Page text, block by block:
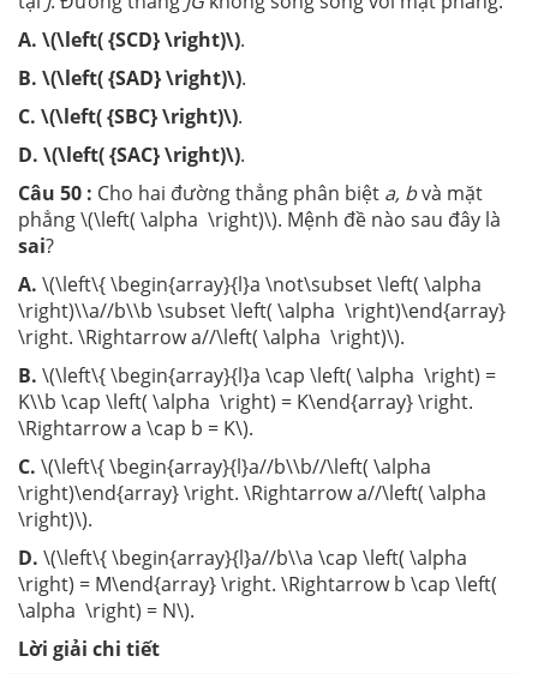
A. \(\left( {SCD} \right)\).
B. \(\left( {SAD} \right)\).
C. \(\left( {SBC} \right)\).
D. \(\left( {SAC} \right)\).
Câu 50 : Cho hai đường thẳng phân biệt a, bvà mặt
phẳng \(\left( \alpha \right)\). Mệnh đề nào sau đây là
sai?
A. \(\left\{ \begin{array}{l}a \not\subset \left( \alpha
\right)\\a//b\\b \subset \left( \alpha \right)\end{array}
\right. \Rightarrow a//\left( \alpha \right)\).
B. \(\left\{ \begin{array}{l}a \cap \left( \alpha \right) =
K\\b \cap \left( \alpha \right) = K\end{array} \right.
\Rightarrow a \cap b = K\).
C. \(\left\{ \begin{array}{l}a//b\\b//\left( \alpha
\right)\end{array} \right. \Rightarrow a//\left( \alpha
\right)\).
D. \(\left\{ \begin{array}{l}a//b\\a \cap \left( \alpha
\right) = M\end{array} \right. \Rightarrow b \cap \left(
\alpha \right) = N\).
Lời giải chi tiết